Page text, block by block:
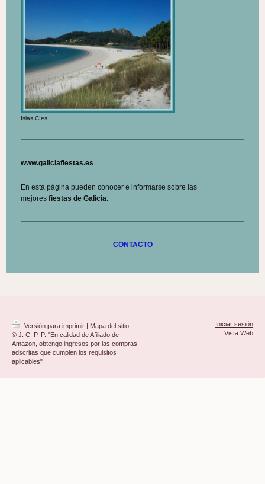
Islas Cíes
www.galiciafiestas.es
En esta página pueden conocer e informarse sobre las
mejores fiestas de Galicia.
CONTACTO
Versión para imprimir
Mapa del sitio
© J. C. P. P. "En calidad de Afiliado de
Amazon, obtengo ingresos por las compras
adscritas que cumplen los requisitos
aplicables"
Iniciar sesión
Vista Web